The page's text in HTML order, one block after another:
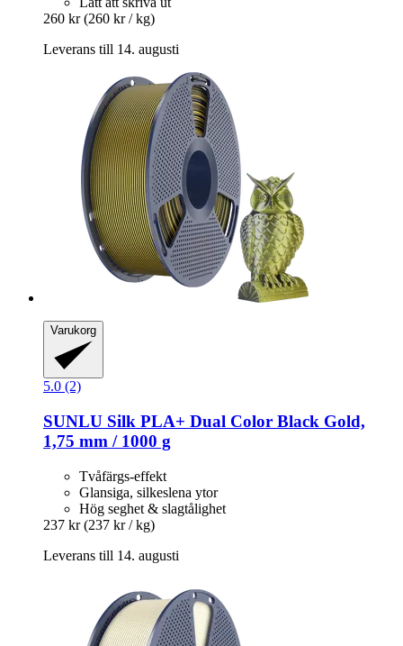
260 kr (260 kr / kg)
Leverans till 14. augusti
Varukorg
5.0 (2)
SUNLU Silk PLA+ Dual Color Black Gold,
1,75 mm / 1000 g
Tvåfärgs-effekt
Glansiga, silkeslena ytor
Hög seghet & slagtålighet
237 kr (237 kr / kg)
Leverans till 14. augusti